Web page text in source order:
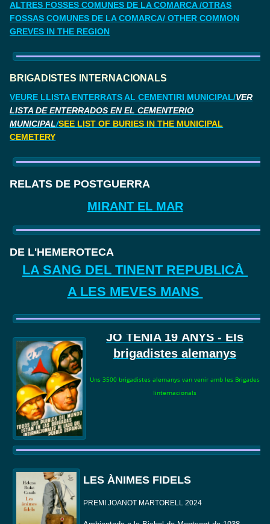
ALTRES FOSSES COMUNES DE LA COMARCA /OTRAS
FOSSAS COMUNES DE LA COMARCA/ OTHER COMMON
GREVES IN THE REGION
BRIGADISTES INTERNACIONALS
VEURE LLISTA ENTERRATS AL CEMENTIRI MUNICIPAL/VER
LISTA DE ENTERRADOS EN EL CEMENTERIO
MUNICIPAL/SEE LIST OF BURIES IN THE MUNICIPAL
CEMETERY
RELATS DE POSTGUERRA
MIRANT EL MAR
DE L'HEMEROTECA
LA SANG DEL TINENT REPUBLICÀ
A LES MEVES MANS
JO TENIA 19 ANYS - Els
brigadistes alemanys
Uns 3500 brigadistes alemanys van venir amb les Brigades
Iinternacionals
LES ÀNIMES FIDELS
PREMI JOANOT MARTORELL 2024